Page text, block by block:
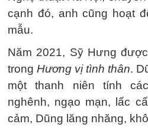
cạnh đó, anh cũng hoạt
mẫu.
Năm 2021, Sỹ Hưng
trong Hương vị tình thân.
một thanh niên tính
nghênh, ngạo mạn, lấc
cảm, Dũng lăng nhăng,